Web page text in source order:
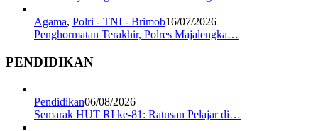
Agama, Polri - TNI - Brimob16/07/2026
Penghormatan Terakhir, Polres Majalengka…
PENDIDIKAN
Pendidikan06/08/2026
Semarak HUT RI ke-81: Ratusan Pelajar di…